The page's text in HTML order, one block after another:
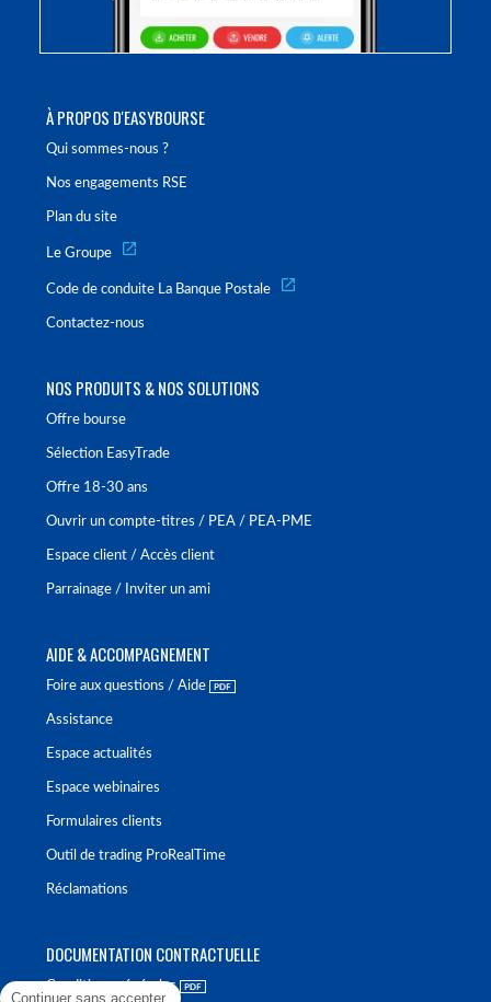
À PROPOS D'EASYBOURSE
Qui sommes-nous ?
Nos engagements RSE
Plan du site
Le Groupe
Code de conduite La Banque Postale
Contactez-nous
NOS PRODUITS & NOS SOLUTIONS
Offre bourse
Sélection EasyTrade
Offre 18-30 ans
Ouvrir un compte-titres / PEA / PEA-PME
Espace client / Accès client
Parrainage / Inviter un ami
AIDE & ACCOMPAGNEMENT
Foire aux questions / Aide
Assistance
Espace actualités
Espace webinaires
Formulaires clients
Outil de trading ProRealTime
Réclamations
DOCUMENTATION CONTRACTUELLE
Conditions générales
Continuer sans accepter